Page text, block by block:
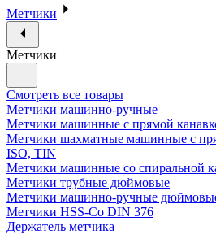
Метчики
Метчики
Смотреть все товары
Метчики машинно-ручные
Метчики машинные с прямой
Метчики шахматные машинные с
ISO, TIN
Метчики машинные со спиральной
Метчики трубные дюймовые
Метчики машинно-ручные
Метчики HSS-Co DIN 376
Держатель метчика